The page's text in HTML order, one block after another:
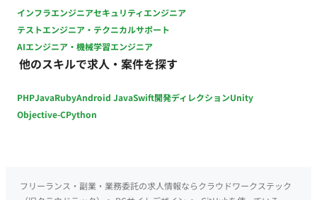
インフラエンジニアセキュリティエンジニア
テストエンジニア・テクニカルサポート
AIエンジニア・機械学習エンジニア
他のスキルで求人・案件を探す
PHPJavaRubyAndroid JavaSwift開発ディレクションUnity
Objective-CPython
フリーランス・副業・業務委託の求人情報ならクラウドワークステック